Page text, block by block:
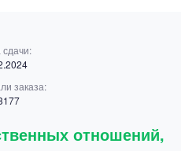
сдачи:
заказа:
отношений,